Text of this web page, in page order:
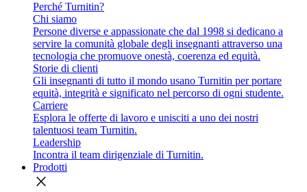
Perché Turnitin?
Chi siamo
Persone diverse e appassionate che dal 1998 si dedicano a
servire la comunità globale degli insegnanti attraverso una
tecnologia che promuove onestà, coerenza ed equità.
Storie di clienti
Gli insegnanti di tutto il mondo usano Turnitin per portare
equità, integrità e significato nel percorso di ogni studente.
Carriere
Esplora le offerte di lavoro e unisciti a uno dei nostri
talentuosi team Turnitin.
Leadership
Incontra il team dirigenziale di Turnitin.
Prodotti
close